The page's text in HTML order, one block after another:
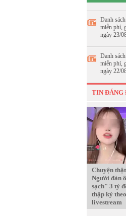
Danh
miễn phí,
ngày 23/
Danh
miễn phí,
ngày 22/
TIN ĐÁNG
Chuyện
Người đàn
sạch" 3 tỷ
thập kỷ
livestream